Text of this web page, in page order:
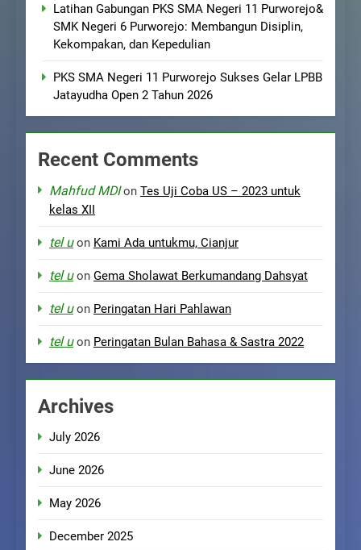
Latihan Gabungan PKS SMA Negeri 11 Purworejo&
SMK Negeri 6 Purworejo: Membangun Disiplin,
Kekompakan, dan Kepedulian
PKS SMA Negeri 11 Purworejo Sukses Gelar LPBB
Jatayudha Open 2 Tahun 2026
Recent Comments
Mahfud MDIon Tes Uji Coba US – 2023 untuk
kelas XII
tel uon Kami Ada untukmu, Cianjur
tel uon Gema Sholawat Berkumandang Dahsyat
tel uon Peringatan Hari Pahlawan
tel uon Peringatan Bulan Bahasa & Sastra 2022
Archives
July 2026
June 2026
May 2026
December 2025